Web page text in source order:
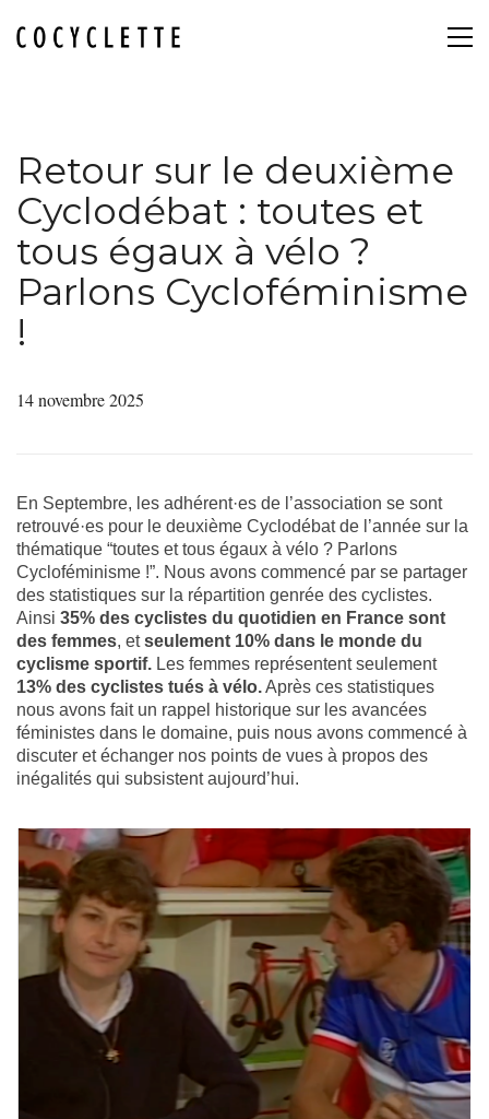
Retour sur le deuxième
Cyclodébat : toutes et
tous égaux à vélo ?
Parlons Cycloféminisme
!
14 novembre 2025
En Septembre, les adhérent·es de l’association se sont
retrouvé·es pour le deuxième Cyclodébat de l’année sur la
thématique “toutes et tous égaux à vélo ? Parlons
Cycloféminisme !”. Nous avons commencé par se partager
des statistiques sur la répartition genrée des cyclistes.
Ainsi 35% des cyclistes du quotidien en France sont
des femmes, etseulement 10% dans le monde du
cyclisme sportif. Les femmes représentent seulement
13% des cyclistes tués à vélo.Après ces statistiques
nous avons fait un rappel historique sur les avancées
féministes dans le domaine, puis nous avons commencé à
discuter et échanger nos points de vues à propos des
inégalités qui subsistent aujourd’hui.